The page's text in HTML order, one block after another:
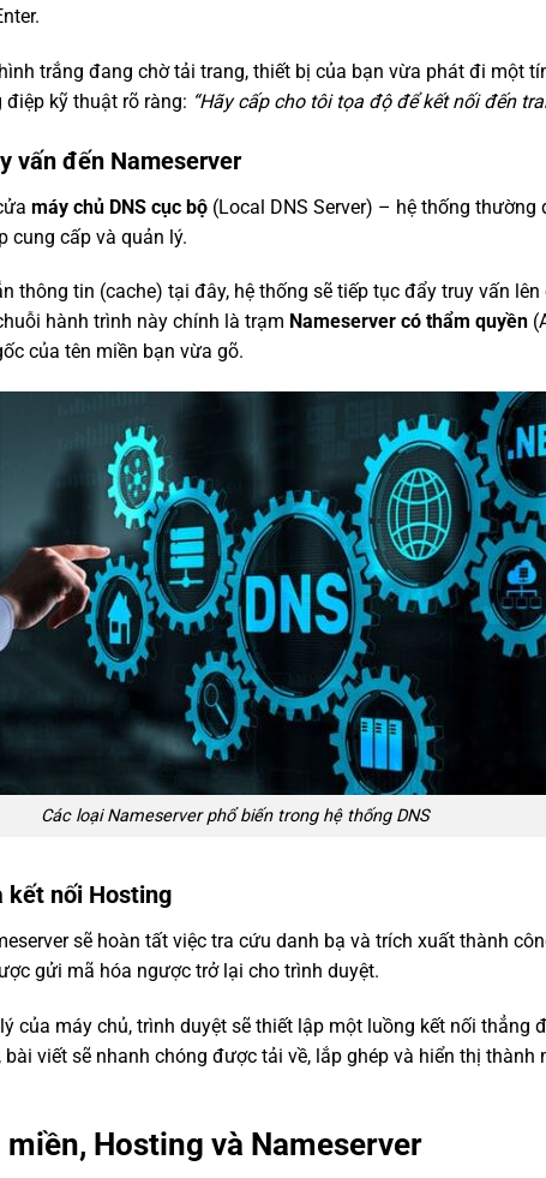
trắng đang chờ tải trang, thiết bị của bạn vừa phát đi một
kỹ thuật rõ ràng: “Hãy cấp cho tôi tọa độ để kết nối đến
vấn đến Nameserver
máy chủ DNS cục bộ (Local DNS Server) – hệ thống thường
cung cấp và quản lý.
thông tin (cache) tại đây, hệ thống sẽ tiếp tục đẩy truy vấn
hành trình này chính là trạm Nameserver có thẩm quyền
của tên miền bạn vừa gõ.
Các loại Nameserver phổ biến trong hệ thống DNS
kết nối Hosting
sẽ hoàn tất việc tra cứu danh bạ và trích xuất thành
gửi mã hóa ngược trở lại cho trình duyệt.
của máy chủ, trình duyệt sẽ thiết lập một luồng kết nối thẳng
viết sẽ nhanh chóng được tải về, lắp ghép và hiển thị thành
Hosting và Nameserver